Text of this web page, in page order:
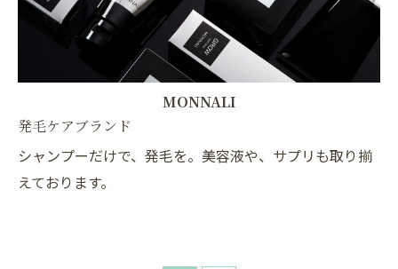
MONNALI
発毛ケアブランド
シャンプーだけで、発毛を。美容液や、サプリも取り揃
えております。